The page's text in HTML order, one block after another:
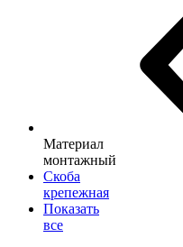
Материал
монтажный
Скоба
крепежная
Показать
все